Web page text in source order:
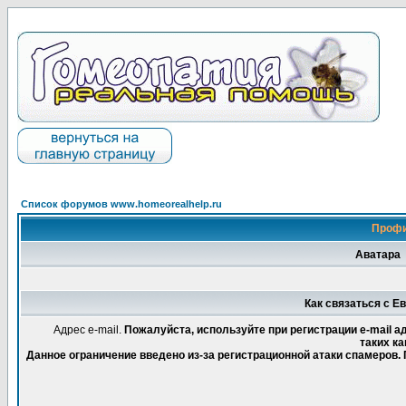
Список форумов www.homeorealhelp.ru
Аватара
Как связаться с
Адрес e-mail. Пожалуйста, используйте при регистрации e-mail
таких
Данное ограничение введено из-за регистрационной атаки